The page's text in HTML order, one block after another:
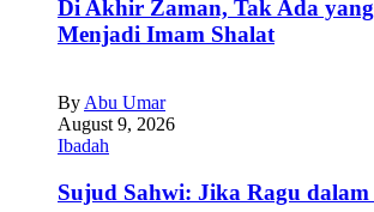
Di Akhir Zaman, Tak Ada
Menjadi Imam Shalat
By Abu Umar
August 9, 2026
Ibadah
Sujud Sahwi: Jika Ragu dalam